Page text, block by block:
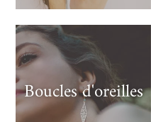
Boucles d'oreilles